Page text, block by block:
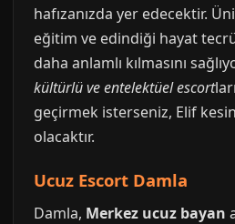
hafızanızda yer edecektir.
eğitim ve edindiği hayat
daha anlamlı kılmasını
kültürlü ve entelektüel escort
geçirmek isterseniz, Elif
olacaktır.
Ucuz Escort Damla
Damla, Merkez ucuz bayan